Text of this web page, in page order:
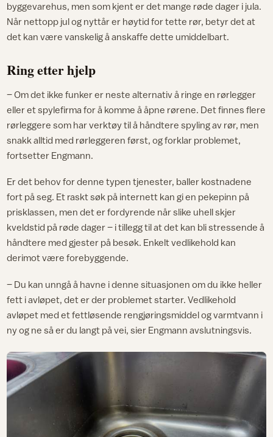
byggevarehus, men som kjent er det mange røde dager i jula.
Når nettopp jul og nyttår er høytid for tette rør, betyr det at
det kan være vanskelig å anskaffe dette umiddelbart.
Ring etter hjelp
– Om det ikke funker er neste alternativ å ringe en rørlegger
eller et spylefirma for å komme å åpne rørene. Det finnes flere
rørleggere som har verktøy til å håndtere spyling av rør, men
snakk alltid med rørleggeren først, og forklar problemet,
fortsetter Engmann.
Er det behov for denne typen tjenester, baller kostnadene
fort på seg. Et raskt søk på internett kan gi en pekepinn på
prisklassen, men det er fordyrende når slike uhell skjer
kveldstid på røde dager – i tillegg til at det kan bli stressende å
håndtere med gjester på besøk. Enkelt vedlikehold kan
derimot være forebyggende.
– Du kan unngå å havne i denne situasjonen om du ikke heller
fett i avløpet, det er der problemet starter. Vedlikehold
avløpet med et fettløsende rengjøringsmiddel og varmtvann i
ny og ne så er du langt på vei, sier Engmann avslutningsvis.